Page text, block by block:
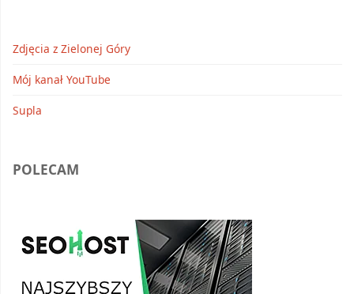
Zdjęcia z Zielonej Góry
Mój kanał YouTube
Supla
POLECAM